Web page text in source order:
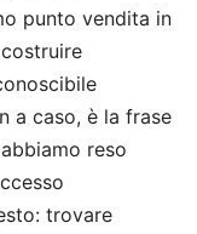
punto vendita in
a caso, è la frase
reso
trovare